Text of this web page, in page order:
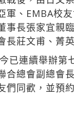
軍、EMBA校
事長張家宜親
長莊文甫、菁
已連續舉辦第
合總會副總會
們同歡，並預